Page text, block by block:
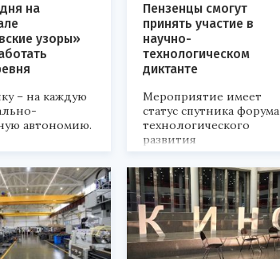
на
узоры»
– на каждую
автономию.
Пензенцы смогут
принять участие в
научно-
технологическом
диктанте
Мероприятие имеет
статус спутника форума
технологического
развития
«Технопром-2026».